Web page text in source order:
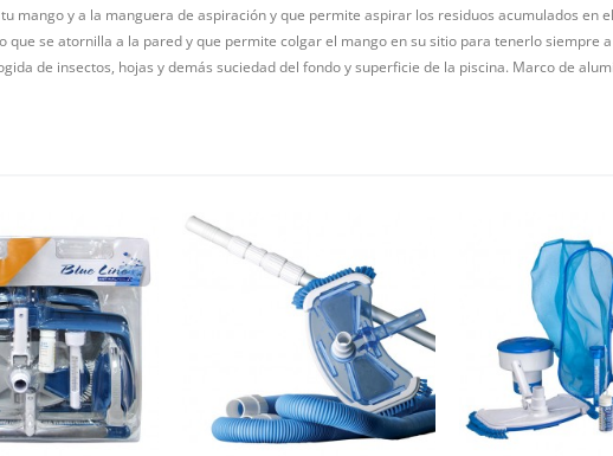
mango y a la manguera de aspiración y que permite aspirar los residuos acumulados en
que se atornilla a la pared y que permite colgar el mango en su sitio para tenerlo siempre
de insectos, hojas y demás suciedad del fondo y superficie de la piscina. Marco de